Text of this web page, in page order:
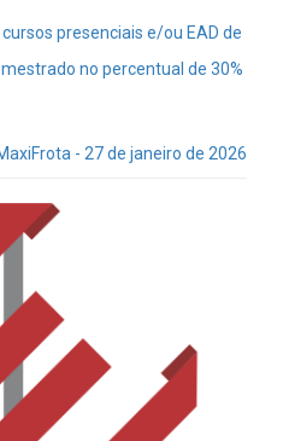
presenciais e/ou EAD de
no percentual de 30%
- 27 de janeiro de 2026